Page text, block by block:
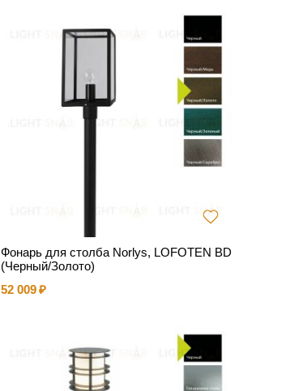
Фонарь для столба Norlys, LOFOTEN BD
(Черный/Золото)
52 009